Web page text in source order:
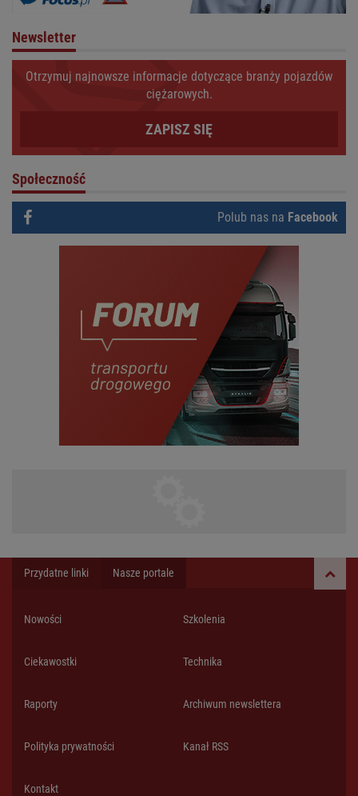
Newsletter
Otrzymuj najnowsze informacje dotyczące branży pojazdów
ciężarowych.
ZAPISZ SIĘ
Społeczność
Polub nas na Facebook
Przydatne linki Nasze portale
Nowości Szkolenia
Ciekawostki Technika
Raporty Archiwum newslettera
Polityka prywatności Kanał RSS
Kontakt